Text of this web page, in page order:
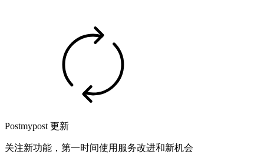
Postmypost 更新
关注新功能，第一时间使用服务改进和新机会